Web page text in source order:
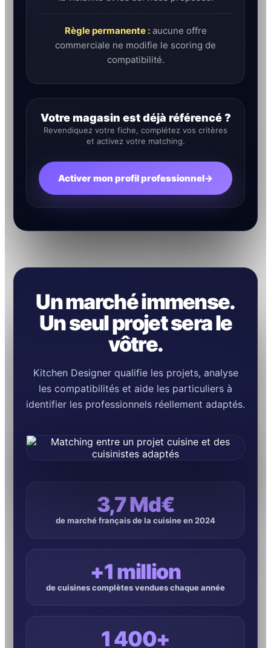
Règle permanente :aucune offre
commerciale ne modifie le scoring de
compatibilité.
Votre magasin est déjà référencé ?
Revendiquez votre fiche, complétez vos critères
et activez votre matching.
Activer mon profil professionnel→
Un marché immense.
Un seul projet sera le
vôtre.
Kitchen Designer qualifie les projets, analyse
les compatibilités et aide les particuliers à
identifier les professionnels réellement adaptés.
3,7 Md€
de marché français de la cuisine en 2024
+1 million
de cuisines complètes vendues chaque année
1 400+